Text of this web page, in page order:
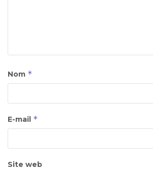
Nom *
E-mail *
Site web